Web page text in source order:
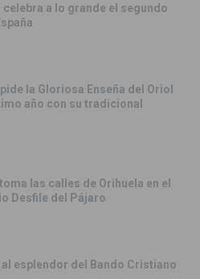
celebra a lo grande el segundo
la Gloriosa Enseña del Oriol
año con su tradicional
las calles de Orihuela en el
Desfile del Pájaro
al esplendor del Bando Cristiano